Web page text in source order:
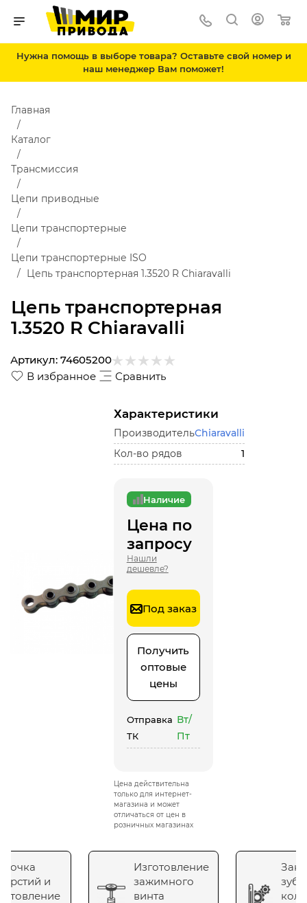
Нужна помощь в выборе товара? Оставьте свой номер и
наш менеджер Вам поможет!
Цепь транспортерная
1.3520 R Chiaravalli
Главная
Каталог
Трансмиссия
Цепи приводные
Цепи транспортерные
Цепи транспортерные ISO
Цепь транспортерная 1.3520 R Chiaravalli
В избранное Сравнить
Артикул: 74605200
Характеристики
ПроизводительChiaravalli
Кол-во рядов
1
Наличие
Цена по
запросу
Нашли
дешевле?
Под заказ
Получить
оптовые
цены
Отправка
ТК
Вт/
Пт
Цена действительна
только для интернет-
магазина и может
отличаться от цен в
розничных магазинах
и
Изготовление
зажимного
винта